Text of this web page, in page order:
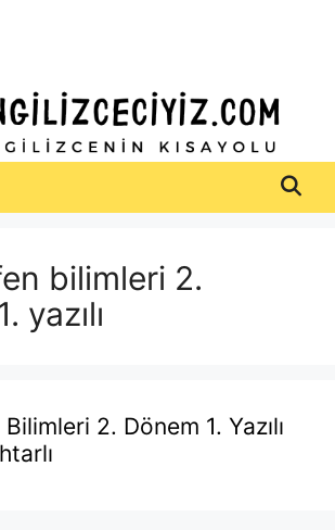
bilimleri 2.
yazılı
Bilimleri 2. Dönem 1. Yazılı